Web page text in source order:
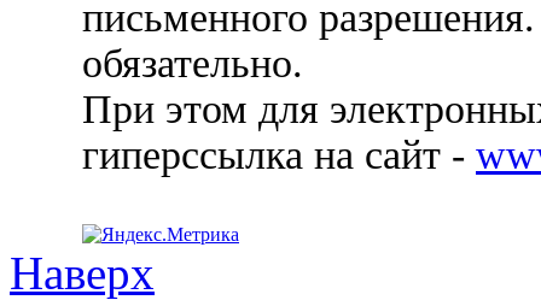
письменного
обязательно.
При этом для
гиперссылка на сайт -
Наверх